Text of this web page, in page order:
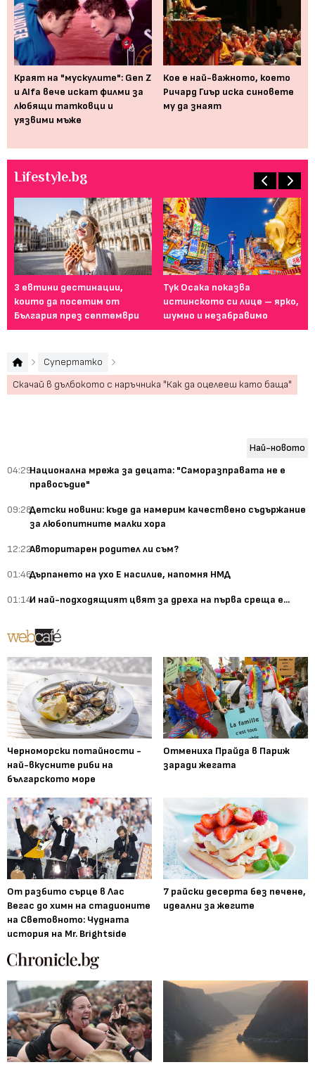
Краят на "мускулите": Gen Z
и Alfa вече искат филми за
любящи татковци и
уязвими мъже
Кое е най-важното, което
Ричард Гиър иска синовете
му да знаят
Lifestyle.bg
3 евтини дестинации,
които да посетим от
България през септември
Тук Осака показва
истинското си лице – ярко,
шумно и незабравимо
Супертатко
Скачай в дълбокото с наръчника "Как да оцелееш като баща"
Най-новото
04:29Национална мрежа за децата: "Саморазправата не е
правосъдие"
09:28Детски новини: къде да намерим качествено съдържание
за любопитните малки хора
12:22Авторитарен родител ли съм?
01:46Дърпането на ухо Е насилие, напомня НМД
01:14И най-подходящият цвят за дреха на първа среща е...
Черноморски потайности -
най-вкусните риби на
българското море
Отмениха Прайда в Париж
заради жегата
От разбито сърце в Лас
Вегас до химн на стадионите
на Световното: Чудната
история на Mr. Brightside
7 райски десерта без печене,
идеални за жегите